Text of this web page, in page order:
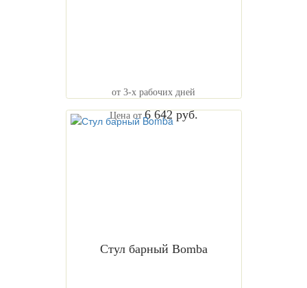
от 3-х рабочих дней
Цена от6 642 руб.
Стул барный Bomba